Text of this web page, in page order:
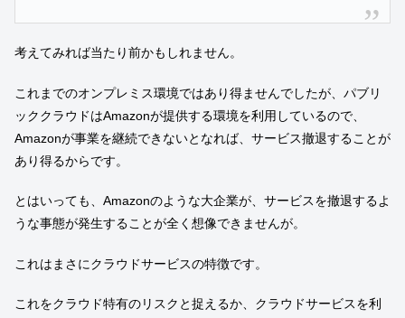
考えてみれば当たり前かもしれません。
これまでのオンプレミス環境ではあり得ませんでしたが、パブリ
ッククラウドはAmazonが提供する環境を利用しているので、
Amazonが事業を継続できないとなれば、サービス撤退することが
あり得るからです。
とはいっても、Amazonのような大企業が、サービスを撤退するよ
うな事態が発生することが全く想像できませんが。
これはまさにクラウドサービスの特徴です。
これをクラウド特有のリスクと捉えるか、クラウドサービスを利